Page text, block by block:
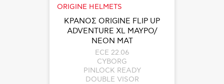
ORIGINE HELMETS
ΚΡΑΝΟΣ ORIGINE FLIP UP
ADVENTURE XL ΜΑΥΡΟ/
ΝΕΟΝ ΜΑΤ
ECE 22.06
CYBORG
PINLOCK READY
DOUBLE VISOR